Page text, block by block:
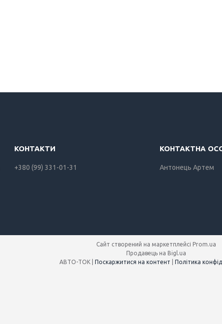
+380 (99) 331-01-31 Антонець Артем
Сайт створений на маркетплейсі Prom.ua
Продавець на Bigl.ua
Поскаржитися на контент Політика